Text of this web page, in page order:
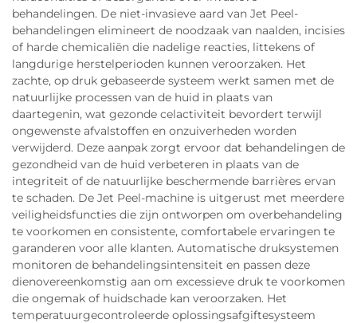
behandelingen. De niet-invasieve aard van Jet Peel-
behandelingen elimineert de noodzaak van naalden, incisies
of harde chemicaliën die nadelige reacties, littekens of
langdurige herstelperioden kunnen veroorzaken. Het
zachte, op druk gebaseerde systeem werkt samen met de
natuurlijke processen van de huid in plaats van
daartegenin, wat gezonde celactiviteit bevordert terwijl
ongewenste afvalstoffen en onzuiverheden worden
verwijderd. Deze aanpak zorgt ervoor dat behandelingen de
gezondheid van de huid verbeteren in plaats van de
integriteit of de natuurlijke beschermende barrières ervan
te schaden. De Jet Peel-machine is uitgerust met meerdere
veiligheidsfuncties die zijn ontworpen om overbehandeling
te voorkomen en consistente, comfortabele ervaringen te
garanderen voor alle klanten. Automatische druksystemen
monitoren de behandelingsintensiteit en passen deze
dienovereenkomstig aan om excessieve druk te voorkomen
die ongemak of huidschade kan veroorzaken. Het
temperatuurgecontroleerde oplossingsafgiftesysteem